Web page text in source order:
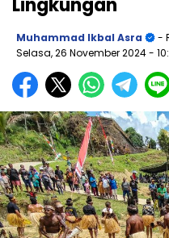
Lingkungan
Muhammad Ikbal Asra
-
Selasa, 26 November 2024-